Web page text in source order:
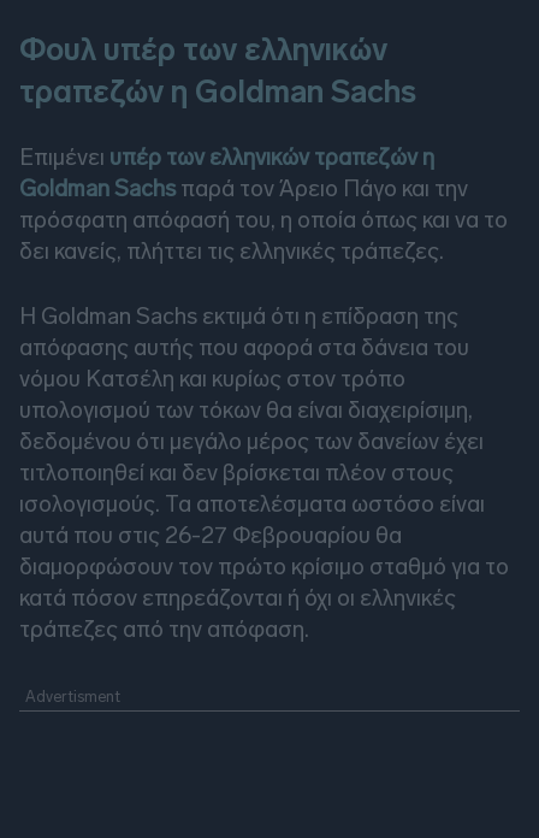
Φουλ υπέρ των ελληνικών
τραπεζών η Goldman Sachs
Επιμένει υπέρ των ελληνικών τραπεζών η
Goldman Sachs παρά τον Άρειο Πάγο και την
πρόσφατη απόφασή του, η οποία όπως και να το
δει κανείς, πλήττει τις ελληνικές τράπεζες.
Η Goldman Sachs εκτιμά ότι η επίδραση της
απόφασης αυτής που αφορά στα δάνεια του
νόμου Κατσέλη και κυρίως στον τρόπο
υπολογισμού των τόκων θα είναι διαχειρίσιμη,
δεδομένου ότι μεγάλο μέρος των δανείων έχει
τιτλοποιηθεί και δεν βρίσκεται πλέον στους
ισολογισμούς. Τα αποτελέσματα ωστόσο είναι
αυτά που στις 26-27 Φεβρουαρίου θα
διαμορφώσουν τον πρώτο κρίσιμο σταθμό για το
κατά πόσον επηρεάζονται ή όχι οι ελληνικές
τράπεζες από την απόφαση.